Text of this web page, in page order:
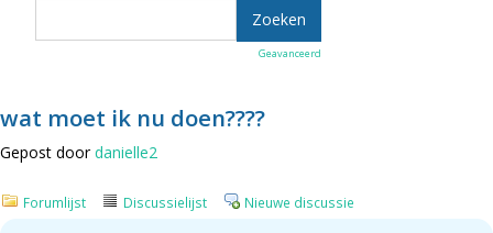
Geavanceerd
wat moet ik nu doen????
Gepost doordanielle2
Forumlijst Discussielijst Nieuwe discussie